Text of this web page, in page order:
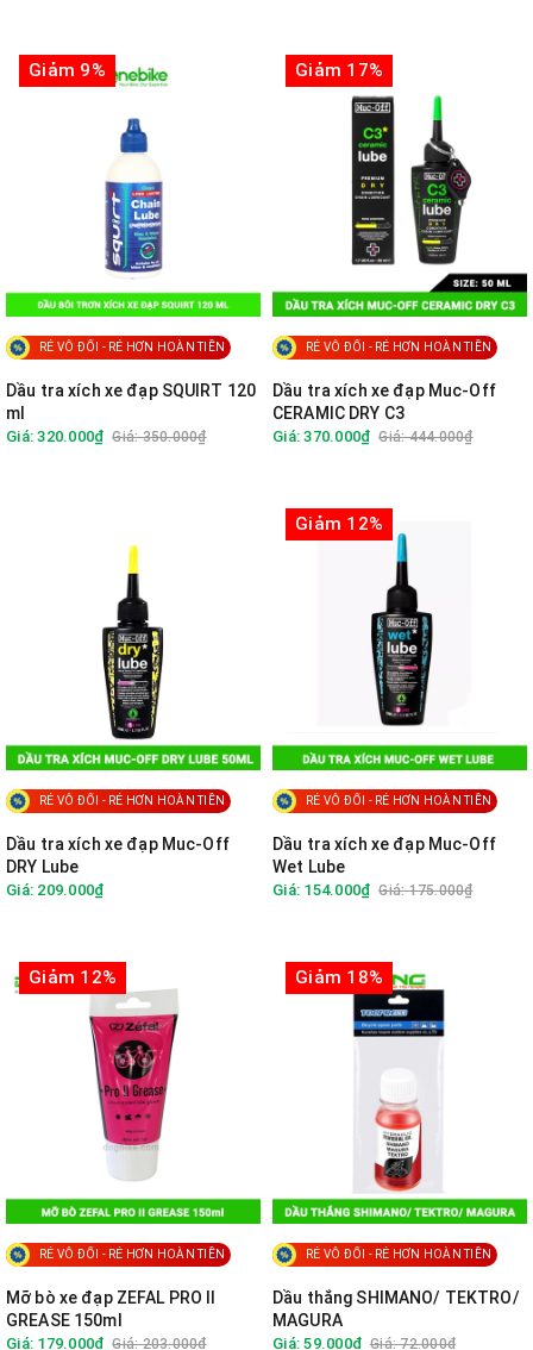
Giảm 9%
RẺ VÔ ĐỐI - RẺ HƠN HOÀN TIỀN
Dầu tra xích xe đạp SQUIRT 120
ml
Giá: 320.000₫ Giá: 350.000₫
Giảm 17%
RẺ VÔ ĐỐI - RẺ HƠN HOÀN TIỀN
Dầu tra xích xe đạp Muc-Off
CERAMIC DRY C3
Giá: 370.000₫ Giá: 444.000₫
RẺ VÔ ĐỐI - RẺ HƠN HOÀN TIỀN
Dầu tra xích xe đạp Muc-Off
DRY Lube
Giá: 209.000₫
Giảm 12%
RẺ VÔ ĐỐI - RẺ HƠN HOÀN TIỀN
Dầu tra xích xe đạp Muc-Off
Wet Lube
Giá: 154.000₫ Giá: 175.000₫
Giảm 12%
RẺ VÔ ĐỐI - RẺ HƠN HOÀN TIỀN
Mỡ bò xe đạp ZEFAL PRO II
GREASE 150ml
Giá: 179.000₫ Giá: 203.000₫
Giảm 18%
RẺ VÔ ĐỐI - RẺ HƠN HOÀN TIỀN
Dầu thắng SHIMANO/ TEKTRO/
MAGURA
Giá: 59.000₫ Giá: 72.000₫